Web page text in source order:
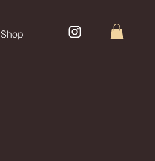
Shop